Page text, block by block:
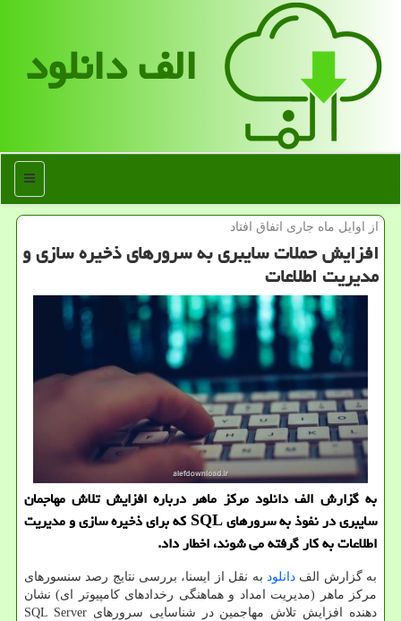
الف دانلود
منو
از اوایل ماه جاری اتفاق افتاد
افزایش حملات سایبری به سرورهای ذخیره سازی و
مدیریت اطلاعات
به گزارش الف دانلود مركز ماهر درباره افزایش تلاش مهاجمان
سایبری در نفوذ به سرورهای SQL كه برای ذخیره سازی و مدیریت
اطلاعات به كار گرفته می شوند، اخطار داد.
به گزارش الفدانلود به نقل از ایسنا، بررسی نتایج رصد سنسورهای
مركز ماهر (مدیریت امداد و هماهنگی رخدادهای كامپیوتر ای) نشان
دهنده افزایش تلاش مهاجمین در شناسایی سرورهای SQL Server